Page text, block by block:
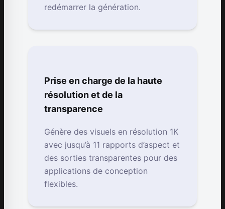
redémarrer la génération.
Prise en charge de la haute
résolution et de la
transparence
Génère des visuels en résolution 1K
avec jusqu’à 11 rapports d’aspect et
des sorties transparentes pour des
applications de conception
flexibles.